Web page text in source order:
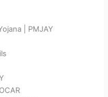
| PMJAY